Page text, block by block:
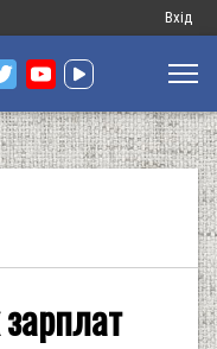
Меню
запису
Вхід